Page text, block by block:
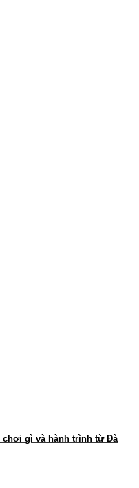
chơi gì và hành trình từ Đà